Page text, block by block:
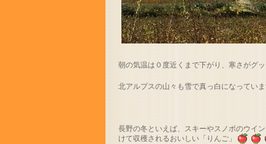
朝の気温は０度近くまで下がり、寒さがグ
北アルプスの山々も雪で真っ白になってい
長野の冬といえば、スキーやスノボのウイ
けて収穫されるおいしい「りんご」